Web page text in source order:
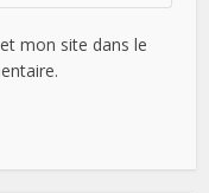
mon site dans le